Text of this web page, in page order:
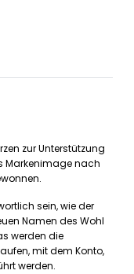
zur Unterstützung
Markenimage nach
sein, wie der
Namen des Wohl
werden die
mit dem Konto,
werden.